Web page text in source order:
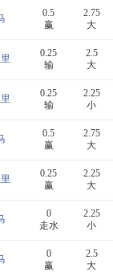
0.5
赢
2.75
大
0.25
输
2.5
大
0.25
输
2.25
小
0.5
赢
2.75
大
0.25
赢
2.25
大
0
走水
2.25
小
0
赢
2.5
大